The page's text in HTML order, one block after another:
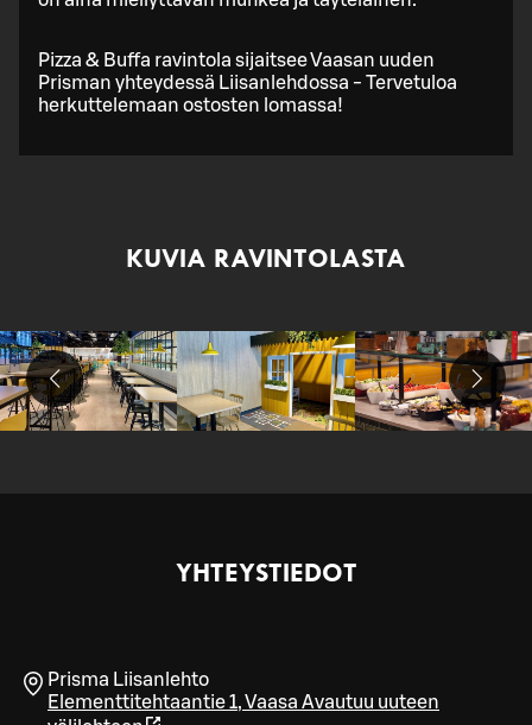
Pizza & Buffa ravintola sijaitsee Vaasan uuden
Prisman yhteydessä Liisanlehdossa - Tervetuloa
herkuttelemaan ostosten lomassa!
KUVIA RAVINTOLASTA
YHTEYSTIEDOT
Prisma Liisanlehto
Elementtitehtaantie 1,Vaasa Avautuu uuteen